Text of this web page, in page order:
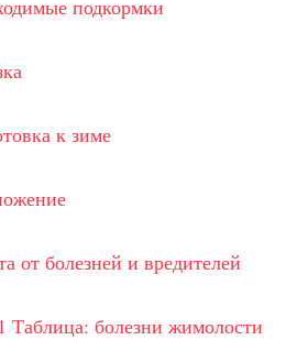
подкормки
к зиме
от болезней и вредителей
Таблица: болезни жимолости